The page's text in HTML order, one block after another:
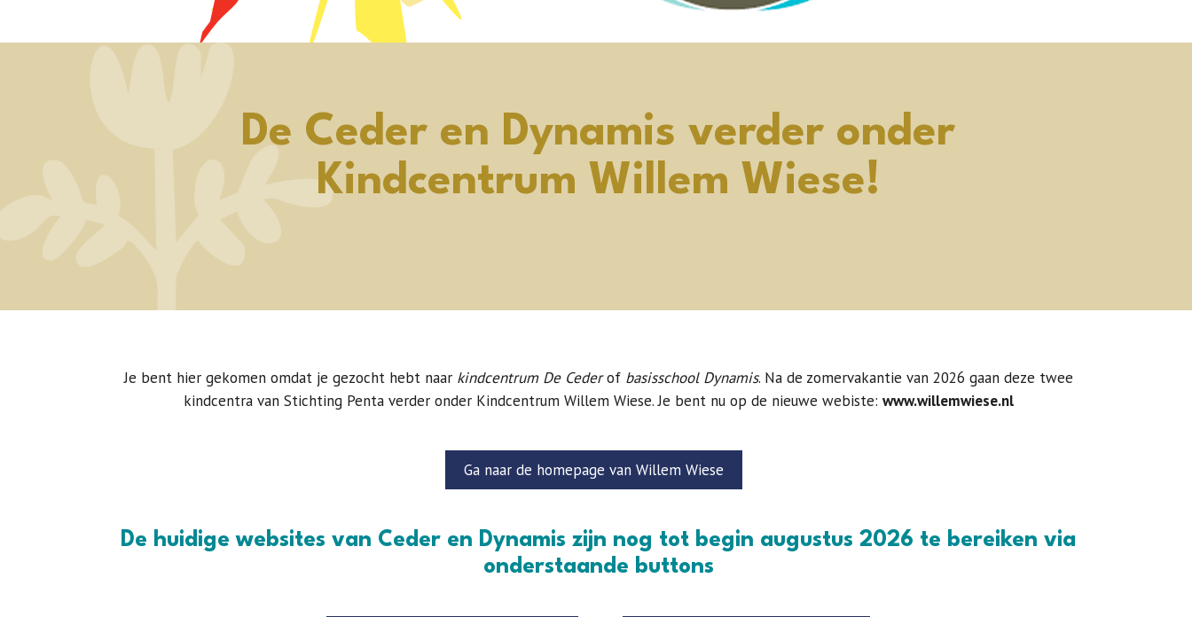
De Ceder en Dynamis verder onder
Kindcentrum Willem Wiese!
Je bent hier gekomen omdat je gezocht hebt naar kindcentrum De Cederof basisschool Dynamis. Na de zomervakantie van 2026 gaan deze twee
kindcentra van Stichting Penta verder onder Kindcentrum Willem Wiese. Je bent nu op de nieuwe webiste: www.willemwiese.nl
Ga naar de homepage van Willem Wiese
De huidige websites van Ceder en Dynamis zijn nog tot begin augustus 2026 te bereiken via
onderstaande buttons